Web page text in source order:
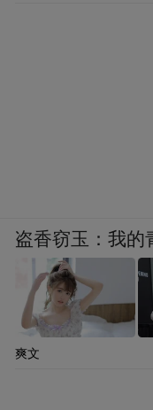
盗香窃玉：我的
爽文